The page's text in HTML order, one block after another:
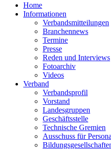
Home
Informationen
Verbandsmitteilungen
Branchennews
Termine
Presse
Reden und Interviews
Fotoarchiv
Videos
Verband
Verbandsprofil
Vorstand
Landesgruppen
Geschäftsstelle
Technische Gremien
Ausschuss für